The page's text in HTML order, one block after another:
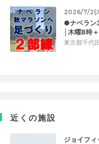
2026/7/2(
●ナベラン
│木曜8時
東京都千代
近くの施設
ジョイフ